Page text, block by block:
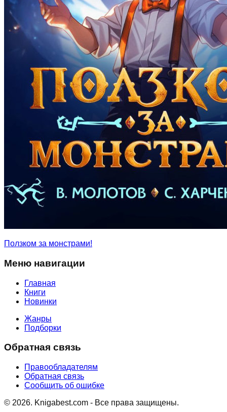
Ползком за монстрами!
Меню навигации
Главная
Книги
Новинки
Жанры
Подборки
Обратная связь
Правообладателям
Обратная связь
Сообщить об ошибке
© 2026. Knigabest.com - Все права защищены.